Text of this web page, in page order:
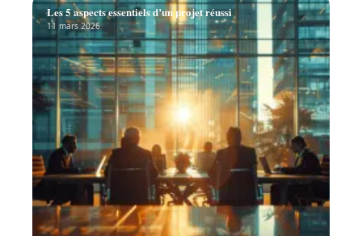
Les 5 aspects essentiels d’un projet réussi
11 mars 2026